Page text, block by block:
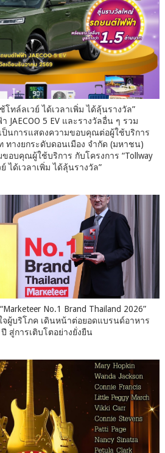
โทล์ลเวย์ ได้เวลาเพิ่ม ได้ลุ้นรางวัล”
5 EV และรางวัลอื่น ๆ รวม
ป็นการแสดงความขอบคุณต่อผู้ใช้บริการ
ทางยกระดับดอนเมือง จำกัด (มหาชน)
อบคุณผู้ใช้บริการ กับโครงการ “Tollway
ได้เวลาเพิ่ม ได้ลุ้นรางวัล”
No.1 Brand Thailand 2026”
ผู้บริโภค เดินหน้าต่อยอดแบรนด์อาหาร
สู่การเติบโตอย่างยั่งยืน